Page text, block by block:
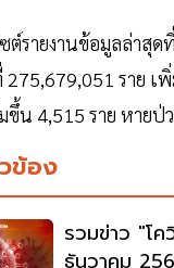
ต์รายงานข้อมูลล่าสุ
ราย
น 4,515 ราย หาย
ข้อง
รวมข่าว "โ
ธันวาคม